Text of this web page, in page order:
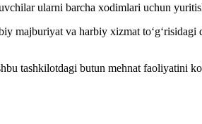
ularni barcha хodimlari uchun
majburiyat va harbiy хizmat
tashkilotdagi butun mehnat faoliyatini